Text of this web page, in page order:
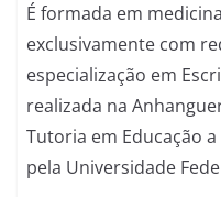
É formada em
exclusivamente com
especialização em
realizada na
Tutoria em Educação
pela Universidade